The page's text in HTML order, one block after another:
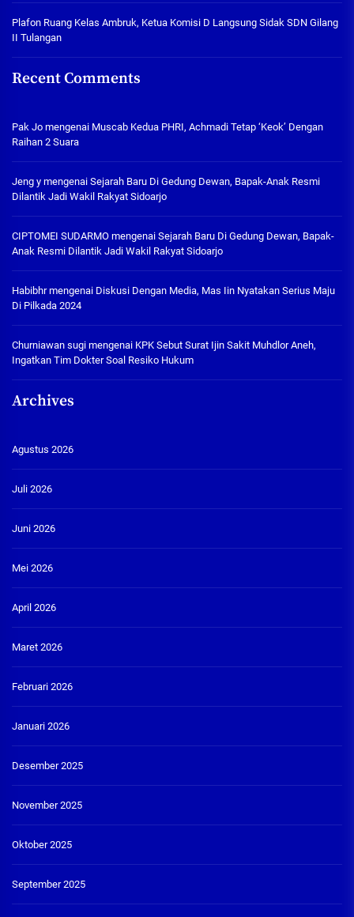
Plafon Ruang Kelas Ambruk, Ketua Komisi D Langsung Sidak SDN Gilang
II Tulangan
Recent Comments
Pak Jo mengenai Muscab Kedua PHRI, Achmadi Tetap ‘Keok’ Dengan
Raihan 2 Suara
Jeng y mengenai Sejarah Baru Di Gedung Dewan, Bapak-Anak Resmi
Dilantik Jadi Wakil Rakyat Sidoarjo
CIPTOMEI SUDARMO mengenai Sejarah Baru Di Gedung Dewan, Bapak-
Anak Resmi Dilantik Jadi Wakil Rakyat Sidoarjo
Habibhrmengenai Diskusi Dengan Media, Mas Iin Nyatakan Serius Maju
Di Pilkada 2024
Churniawan sugi mengenai KPK Sebut Surat Ijin Sakit Muhdlor Aneh,
Ingatkan Tim Dokter Soal Resiko Hukum
Archives
Agustus 2026
Juli 2026
Juni 2026
Mei 2026
April 2026
Maret 2026
Februari 2026
Januari 2026
Desember 2025
November 2025
Oktober 2025
September 2025